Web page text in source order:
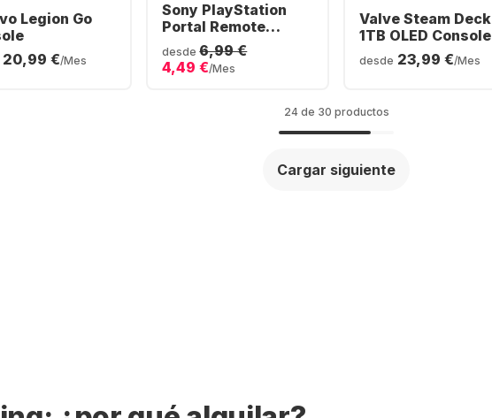
Legion Go
20,99 €/Mes
Sony PlayStation
Portal Remote
Player
desde 6,99 €
4,49 €/Mes
Valve Steam Deck
1TB OLED Console
desde 23,99 €/Mes
24 de 30 productos
Cargar siguiente